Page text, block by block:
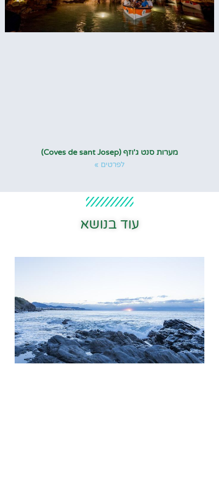
מערות סנט ג'וזף (Coves de sant Josep)
לפרטים »
עוד בנושא